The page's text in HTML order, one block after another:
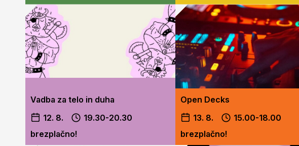
Vadba za telo in duha
12. 8.
19.30-20.30
brezplačno!
Open Decks
13. 8.
15.00-18.00
brezplačno!